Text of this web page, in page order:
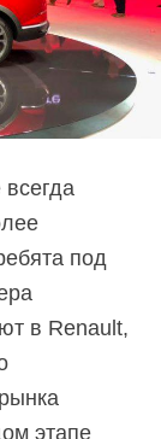
под
в Renault,
этапе